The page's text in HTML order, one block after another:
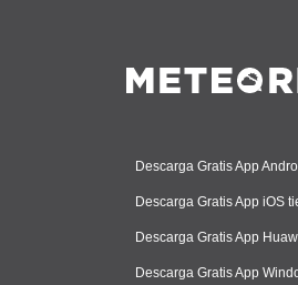
Descarga Gratis App
Descarga Gratis App iOS
Descarga Gratis App
Descarga Gratis App